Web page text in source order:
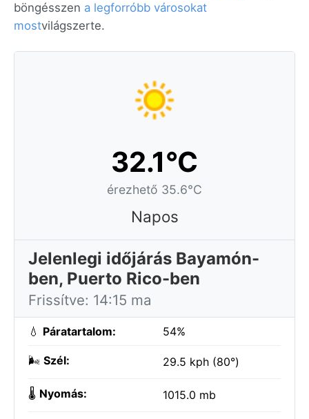
böngésszen a legforróbb városokat
mostvilágszerte.
32.1°C
érezhető 35.6°C
Napos
Jelenlegi időjárás Bayamón-
ben, Puerto Rico-ben
Frissítve: 14:15 ma
💧 Páratartalom: 54%
🌬️ Szél: 29.5 kph (80°)
🌡️ Nyomás: 1015.0 mb